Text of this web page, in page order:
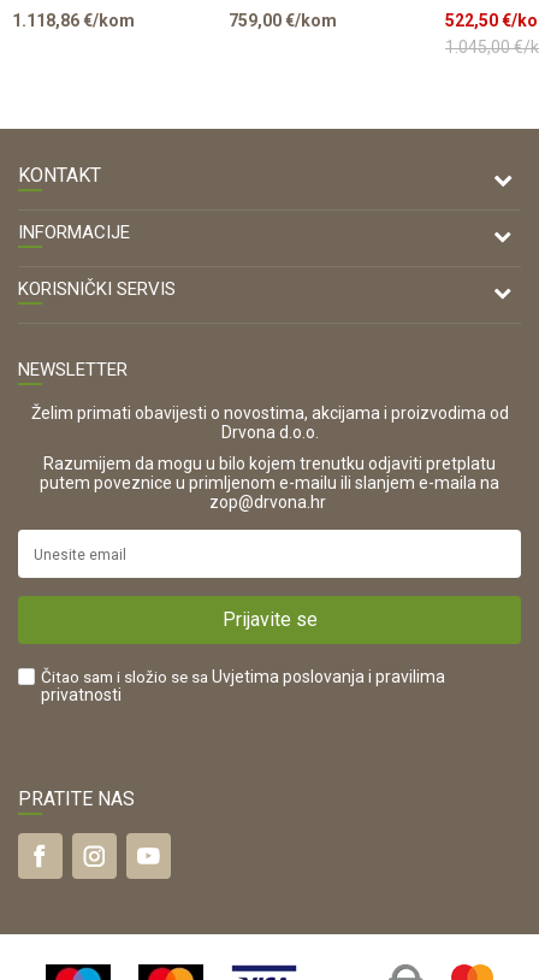
S
1.118,86€/kom
90cm WEB
759,00€/kom
OŠTEĆENO
522,50€/
1.045,00€/
KONTAKT
DRVONA D.O.O.
Antuna Mihanovića 7,
47000 Karlovac
OIB:
42821181683
16280
https://www.drvona.hr/
POREZNI BROJ:
INFORMACIJE
O nama
KORISNIČKI SERVIS
Zaštita privatnosti i osobnih podataka
Korištenje kolačića
Pravo na odustajanje i jednostrani raskid ugovora
Reklamacije
Plaćanje karticama
Što dobivam registracijom?
NEWSLETTER
Želim primati obavijesti o novostima, akcijama i proizvodima od
Drvona d.o.o.
Razumijem da mogu u bilo kojem trenutku odjaviti pretplatu
putem poveznice u primljenom e-mailu ili slanjem e-maila na
zop@drvona.hr
Prijavite se
Čitao sam i složio se sa Uvjetima poslovanja i pravilima
privatnosti
PRATITE NAS